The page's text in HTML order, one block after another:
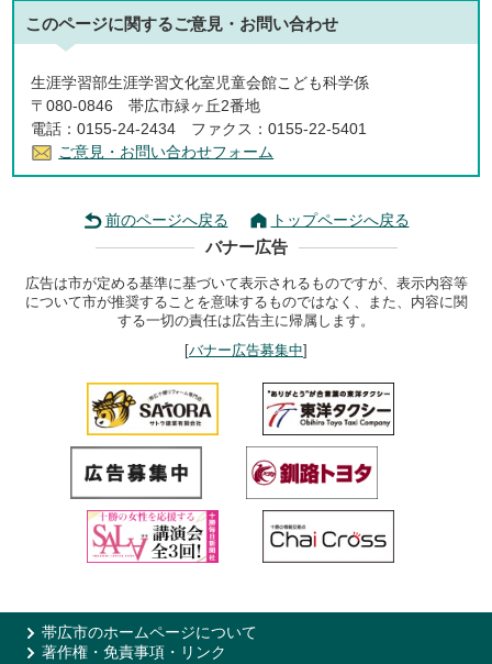
このページに関するご意見・お問い合わせ
生涯学習部生涯学習文化室児童会館こども科学係
〒080-0846 帯広市緑ヶ丘2番地
電話：0155-24-2434 ファクス：0155-22-5401
ご意見・お問い合わせフォーム
前のページへ戻る トップページへ戻る
バナー広告
広告は市が定める基準に基づいて表示されるものですが、表示内容等
について市が推奨することを意味するものではなく、また、内容に関
する一切の責任は広告主に帰属します。
[バナー広告募集中]
帯広市のホームページについて
著作権・免責事項・リンク